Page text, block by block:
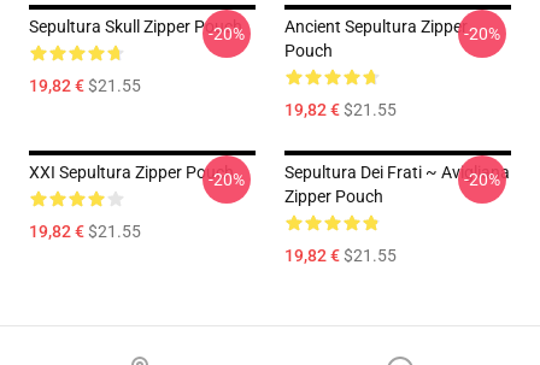
Sepultura Skull Zipper Pouch
19,82 €$21.55
-20%
Ancient Sepultura Zipper
Pouch
19,82 €$21.55
-20%
XXI Sepultura Zipper Pouch
19,82 €$21.55
-20%
Sepultura Dei Frati ~ Avigliana
Zipper Pouch
19,82 €$21.55
-20%